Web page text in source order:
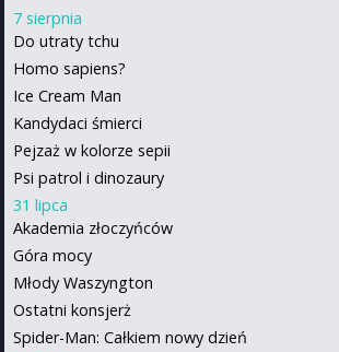
7 sierpnia
Do utraty tchu
Homo sapiens?
Ice Cream Man
Kandydaci śmierci
Pejzaż w kolorze sepii
Psi patrol i dinozaury
31 lipca
Akademia złoczyńców
Góra mocy
Młody Waszyngton
Ostatni konsjerż
Spider-Man: Całkiem nowy dzień